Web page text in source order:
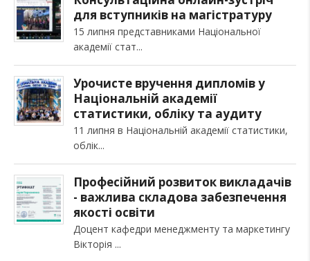
для вступників на магістратуру
15 липня представниками Національної
академії стат
Урочисте вручення дипломів у
Національній академії
статистики, обліку та аудиту
11 липня в Національній академії статистики,
облік
Професійний розвиток викладачів
- важлива складова забезпечення
якості освіти
Доцент кафедри менеджменту та маркетингу
Вікторія